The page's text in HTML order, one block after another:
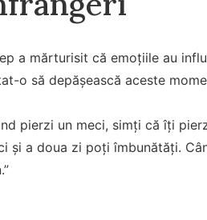
a mărturisit că emoțiile au
o să depășească aceste
pierzi un meci, simți că îți
și a doua zi poți îmbunătăți.